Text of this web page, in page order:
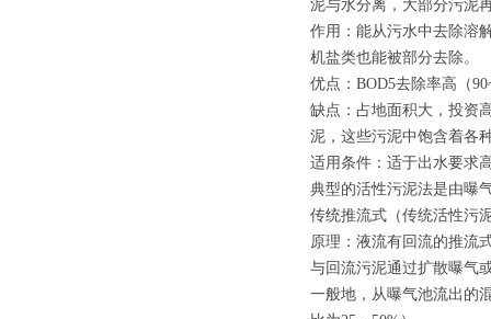
泥与水分离，大部分污泥
作用：能从污水中去除溶
机盐类也能被部分去除。
优点：BOD5去除率高（
缺点：占地面积大，投资
泥，这些污泥中饱含着各
适用条件：适于出水要求
典型的活性污泥法是由曝
传统推流式（传统活性污
原理：液流有回流的推流
与回流污泥通过扩散曝气
一般地，从曝气池流出的